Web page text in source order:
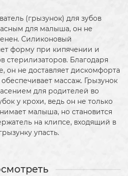
(грызунок) для зубов
для малыша, он не
Силиконовый
форму при кипячении и
стерилизаторов. Благодаря
он не доставляет дискомфорта
массаж. Грызунок
для родителей во
у крохи, ведь он не только
малыша, но становится
на клипсе, входящий в
упасть.